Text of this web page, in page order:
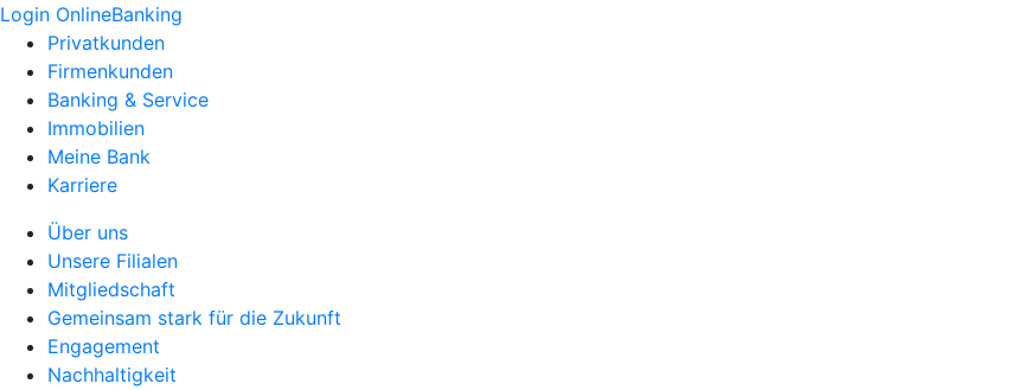
Login OnlineBanking
Privatkunden
Firmenkunden
Banking & Service
Immobilien
Meine Bank
Karriere
Über uns
Unsere Filialen
Mitgliedschaft
Gemeinsam stark für die Zukunft
Engagement
Nachhaltigkeit